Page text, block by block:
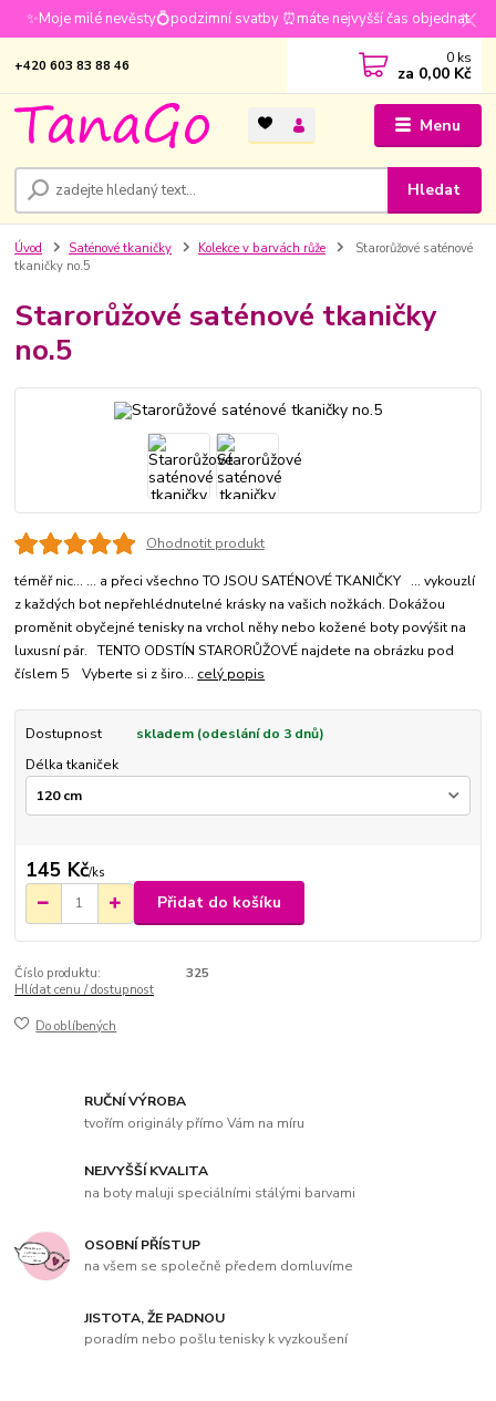
✨Moje milé nevěsty💍podzimní svatby ⏰máte nejvyšší čas objednat
Menu
Hledat
+420 603 83 88 46 0 ks
za 0,00 Kč
Úvod Saténové tkaničky Kolekce v barvách růže
Starorůžové saténové
tkaničky no.5
Starorůžové saténové tkaničky
no.5
Ohodnotit produkt
téměř nic... ... a přeci všechno TO JSOU SATÉNOVÉ TKANIČKY ... vykouzlí
z každých bot nepřehlédnutelné krásky na vašich nožkách. Dokážou
proměnit obyčejné tenisky na vrchol něhy nebo kožené boty povýšit na
luxusní pár. TENTO ODSTÍN STARORŮŽOVÉ najdete na obrázku pod
číslem 5 Vyberte si z širo... celý popis
Dostupnost
skladem (odeslání do 3 dnů)
Délka tkaniček
145 Kč/ks
Přidat do košíku
Číslo produktu:
325
Hlídat cenu / dostupnost
Do oblíbených
RUČNÍ VÝROBA
tvořím originály přímo Vám na míru
NEJVYŠŠÍ KVALITA
na boty maluji speciálními stálými barvami
OSOBNÍ PŘÍSTUP
na všem se společně předem domluvíme
JISTOTA, ŽE PADNOU
poradím nebo pošlu tenisky k vyzkoušení